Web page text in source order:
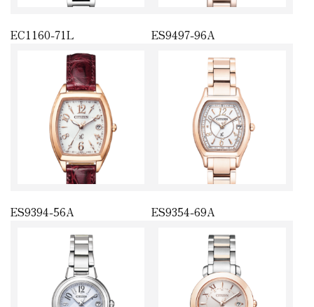
EC1160-71L ES9497-96A
ES9394-56A ES9354-69A